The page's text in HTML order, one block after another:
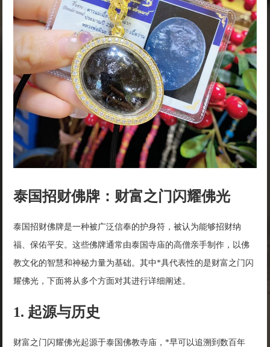
泰国招财佛牌：财富之门闪耀佛光
泰国招财佛牌是一种被广泛信奉的护身符，被认为能够招财纳
福、保佑平安。这些佛牌通常由泰国寺庙的高僧亲手制作，以佛
教文化的智慧和神秘力量为基础。其中*具代表性的是财富之门闪
耀佛光，下面将从多个方面对其进行详细阐述。
1. 起源与历史
财富之门闪耀佛光起源于泰国佛教寺庙，*早可以追溯到数百年